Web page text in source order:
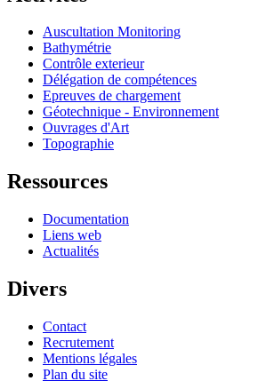
Auscultation Monitoring
Bathymétrie
Contrôle exterieur
Délégation de compétences
Epreuves de chargement
Géotechnique - Environnement
Ouvrages d'Art
Topographie
Ressources
Documentation
Liens web
Actualités
Divers
Contact
Recrutement
Mentions légales
Plan du site